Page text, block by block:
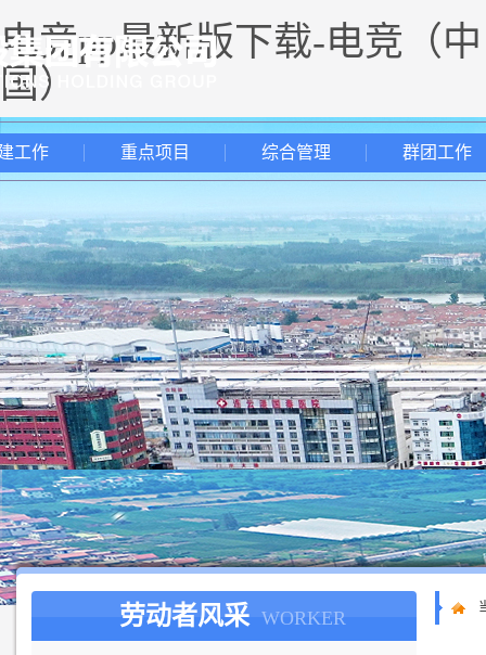
电竞pp最新版下载-电竞（中
国）
工作 重点项目 综合管理 群团工作
劳动者风采 WORKER